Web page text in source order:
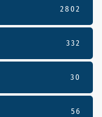
2802
332
30
56